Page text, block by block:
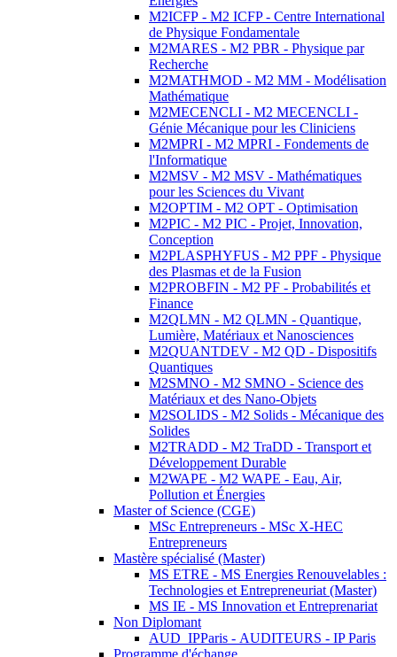
M2ICFP - M2 ICFP - Centre International
de Physique Fondamentale
M2MARES - M2 PBR - Physique par
Recherche
M2MATHMOD - M2 MM - Modélisation
Mathématique
M2MECENCLI - M2 MECENCLI -
Génie Mécanique pour les Cliniciens
M2MPRI - M2 MPRI - Fondements de
l'Informatique
M2MSV - M2 MSV - Mathématiques
pour les Sciences du Vivant
M2OPTIM - M2 OPT - Optimisation
M2PIC - M2 PIC - Projet, Innovation,
Conception
M2PLASPHYFUS - M2 PPF - Physique
des Plasmas et de la Fusion
M2PROBFIN - M2 PF - Probabilités et
Finance
M2QLMN - M2 QLMN - Quantique,
Lumière, Matériaux et Nanosciences
M2QUANTDEV - M2 QD - Dispositifs
Quantiques
M2SMNO - M2 SMNO - Science des
Matériaux et des Nano-Objets
M2SOLIDS - M2 Solids - Mécanique des
Solides
M2TRADD - M2 TraDD - Transport et
Développement Durable
M2WAPE - M2 WAPE - Eau, Air,
Pollution et Énergies
Master of Science (CGE)
MSc Entrepreneurs - MSc X-HEC
Entrepreneurs
Mastère spécialisé (Master)
MS ETRE - MS Energies Renouvelables :
Technologies et Entrepreneuriat (Master)
MS IE - MS Innovation et Entreprenariat
Non Diplomant
AUD_IPParis - AUDITEURS - IP Paris
Programme d'échange